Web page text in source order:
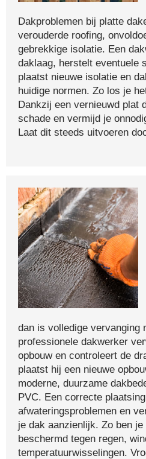
Dakproblemen bij platte
verouderde roofing,
gebrekkige isolatie. Een
daklaag, herstelt eventuele
plaatst nieuwe isolatie en
huidige normen. Zo los je
Dankzij een vernieuwd plat
schade en vermijd je
Laat dit steeds uitvoeren
dan is volledige vervanging
professionele dakwerker
opbouw en controleert de
plaatst hij een nieuwe
moderne, duurzame
PVC. Een correcte
afwateringsproblemen en
je dak aanzienlijk. Zo ben
beschermd tegen regen,
temperatuurwisselingen.